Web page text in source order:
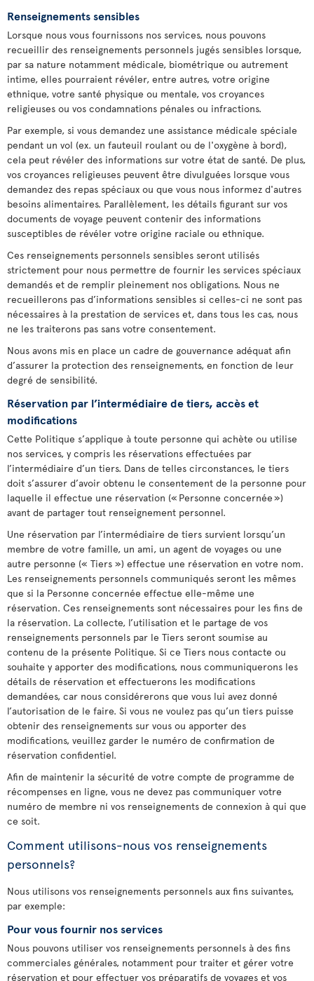
Renseignements sensibles
Lorsque nous vous fournissons nos services, nous pouvons
recueillir des renseignements personnels jugés sensibles lorsque,
par sa nature notamment médicale, biométrique ou autrement
intime, elles pourraient révéler, entre autres, votre origine
ethnique, votre santé physique ou mentale, vos croyances
religieuses ou vos condamnations pénales ou infractions.
Par exemple, si vous demandez une assistance médicale spéciale
pendant un vol (ex. un fauteuil roulant ou de l'oxygène à bord),
cela peut révéler des informations sur votre état de santé. De plus,
vos croyances religieuses peuvent être divulguées lorsque vous
demandez des repas spéciaux ou que vous nous informez d'autres
besoins alimentaires. Parallèlement, les détails figurant sur vos
documents de voyage peuvent contenir des informations
susceptibles de révéler votre origine raciale ou ethnique.
Ces renseignements personnels sensibles seront utilisés
strictement pour nous permettre de fournir les services spéciaux
demandés et de remplir pleinement nos obligations. Nous ne
recueillerons pas d’informations sensibles si celles-ci ne sont pas
nécessaires à la prestation de services et, dans tous les cas, nous
ne les traiterons pas sans votre consentement.
Nous avons mis en place un cadre de gouvernance adéquat afin
d’assurer la protection des renseignements, en fonction de leur
degré de sensibilité.
Réservation par l’intermédiaire de tiers, accès et
modifications
Cette Politique s’applique à toute personne qui achète ou utilise
nos services, y compris les réservations effectuées par
l’intermédiaire d’un tiers. Dans de telles circonstances, le tiers
doit s’assurer d’avoir obtenu le consentement de la personne pour
laquelle il effectue une réservation (« Personne concernée »)
avant de partager tout renseignement personnel.
Une réservation par l’intermédiaire de tiers survient lorsqu’un
membre de votre famille, un ami, un agent de voyages ou une
autre personne (« Tiers ») effectue une réservation en votre nom.
Les renseignements personnels communiqués seront les mêmes
que si la Personne concernée effectue elle-même une
réservation. Ces renseignements sont nécessaires pour les fins de
la réservation. La collecte, l’utilisation et le partage de vos
renseignements personnels par le Tiers seront soumise au
contenu de la présente Politique. Si ce Tiers nous contacte ou
souhaite y apporter des modifications, nous communiquerons les
détails de réservation et effectuerons les modifications
demandées, car nous considérerons que vous lui avez donné
l’autorisation de le faire. Si vous ne voulez pas qu’un tiers puisse
obtenir des renseignements sur vous ou apporter des
modifications, veuillez garder le numéro de confirmation de
réservation confidentiel.
Afin de maintenir la sécurité de votre compte de programme de
récompenses en ligne, vous ne devez pas communiquer votre
numéro de membre ni vos renseignements de connexion à qui que
ce soit.
Comment utilisons-nous vos renseignements
personnels?
Nous utilisons vos renseignements personnels aux fins suivantes,
par exemple:
Pour vous fournir nos services
Nous pouvons utiliser vos renseignements personnels à des fins
commerciales générales, notamment pour traiter et gérer votre
réservation et pour effectuer vos préparatifs de voyages et vos